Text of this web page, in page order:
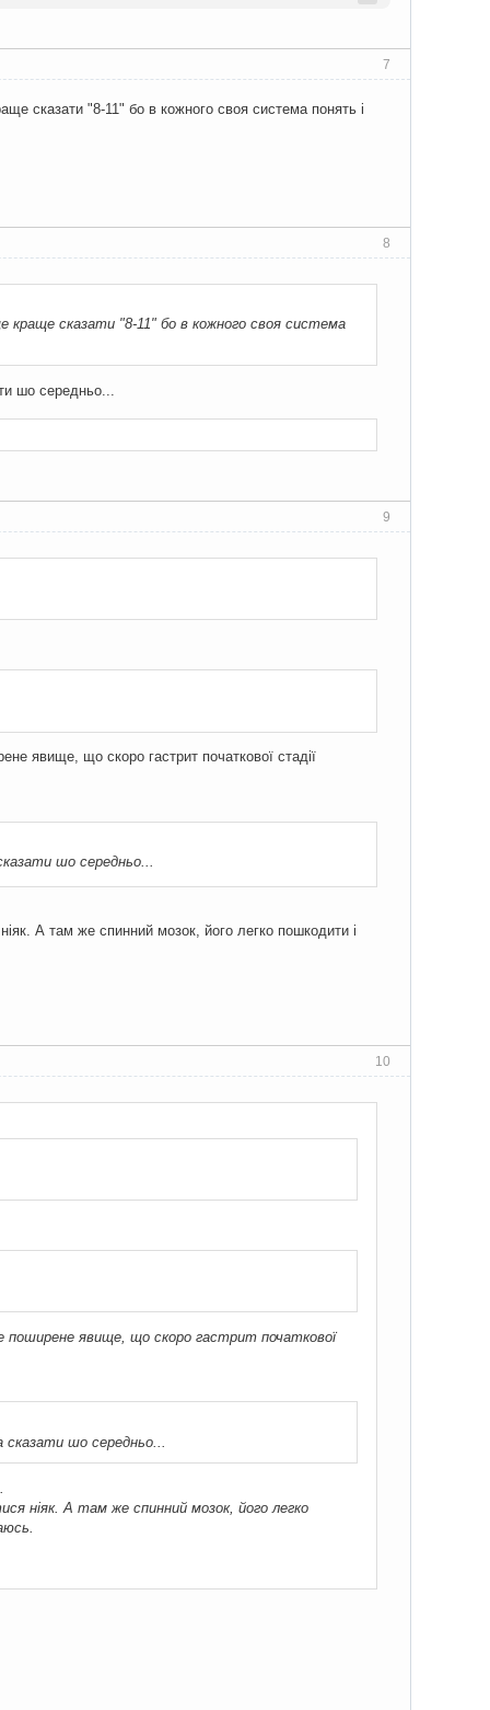
7
сказати "8-11" бо в кожного своя система понять і
8
сказати "8-11" бо в кожного своя система
шо середньо...
9
явище, що скоро гастрит початкової стадії
шо середньо...
А там же спинний мозок, його легко пошкодити і
10
явище, що скоро гастрит початкової
шо середньо...
ніяк. А там же спинний мозок, його легко